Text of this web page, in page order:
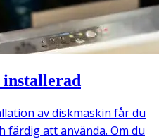
installerad
av diskmaskin får du
färdig att använda. Om du